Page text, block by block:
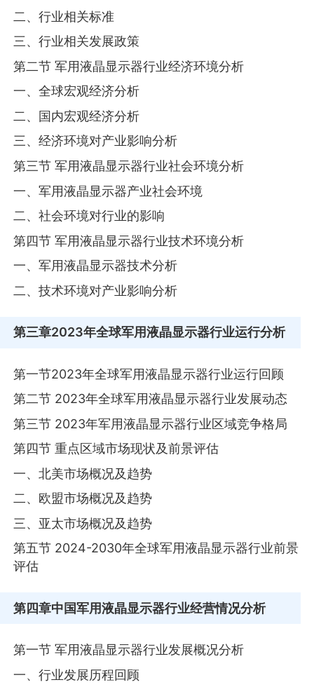
二、行业相关标准
三、行业相关发展政策
第二节 军用液晶显示器行业经济环境分析
一、全球宏观经济分析
二、国内宏观经济分析
三、经济环境对产业影响分析
第三节 军用液晶显示器行业社会环境分析
一、军用液晶显示器产业社会环境
二、社会环境对行业的影响
第四节 军用液晶显示器行业技术环境分析
一、军用液晶显示器技术分析
二、技术环境对产业影响分析
第三章2023年全球军用液晶显示器行业运行分析
第一节2023年全球军用液晶显示器行业运行回顾
第二节 2023年全球军用液晶显示器行业发展动态
第三节 2023年军用液晶显示器行业区域竞争格局
第四节 重点区域市场现状及前景评估
一、北美市场概况及趋势
二、欧盟市场概况及趋势
三、亚太市场概况及趋势
第五节 2024-2030年全球军用液晶显示器行业前景
评估
第四章中国军用液晶显示器行业经营情况分析
第一节 军用液晶显示器行业发展概况分析
一、行业发展历程回顾